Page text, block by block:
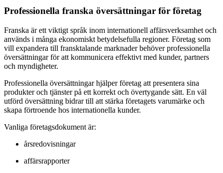
Professionella franska översättningar för företag
Franska är ett viktigt språk inom internationell affärsverksamhet och
används i många ekonomiskt betydelsefulla regioner. Företag som
vill expandera till fransktalande marknader behöver professionella
översättningar för att kommunicera effektivt med kunder, partners
och myndigheter.
Professionella översättningar hjälper företag att presentera sina
produkter och tjänster på ett korrekt och övertygande sätt. En väl
utförd översättning bidrar till att stärka företagets varumärke och
skapa förtroende hos internationella kunder.
Vanliga företagsdokument är:
årsredovisningar
affärsrapporter